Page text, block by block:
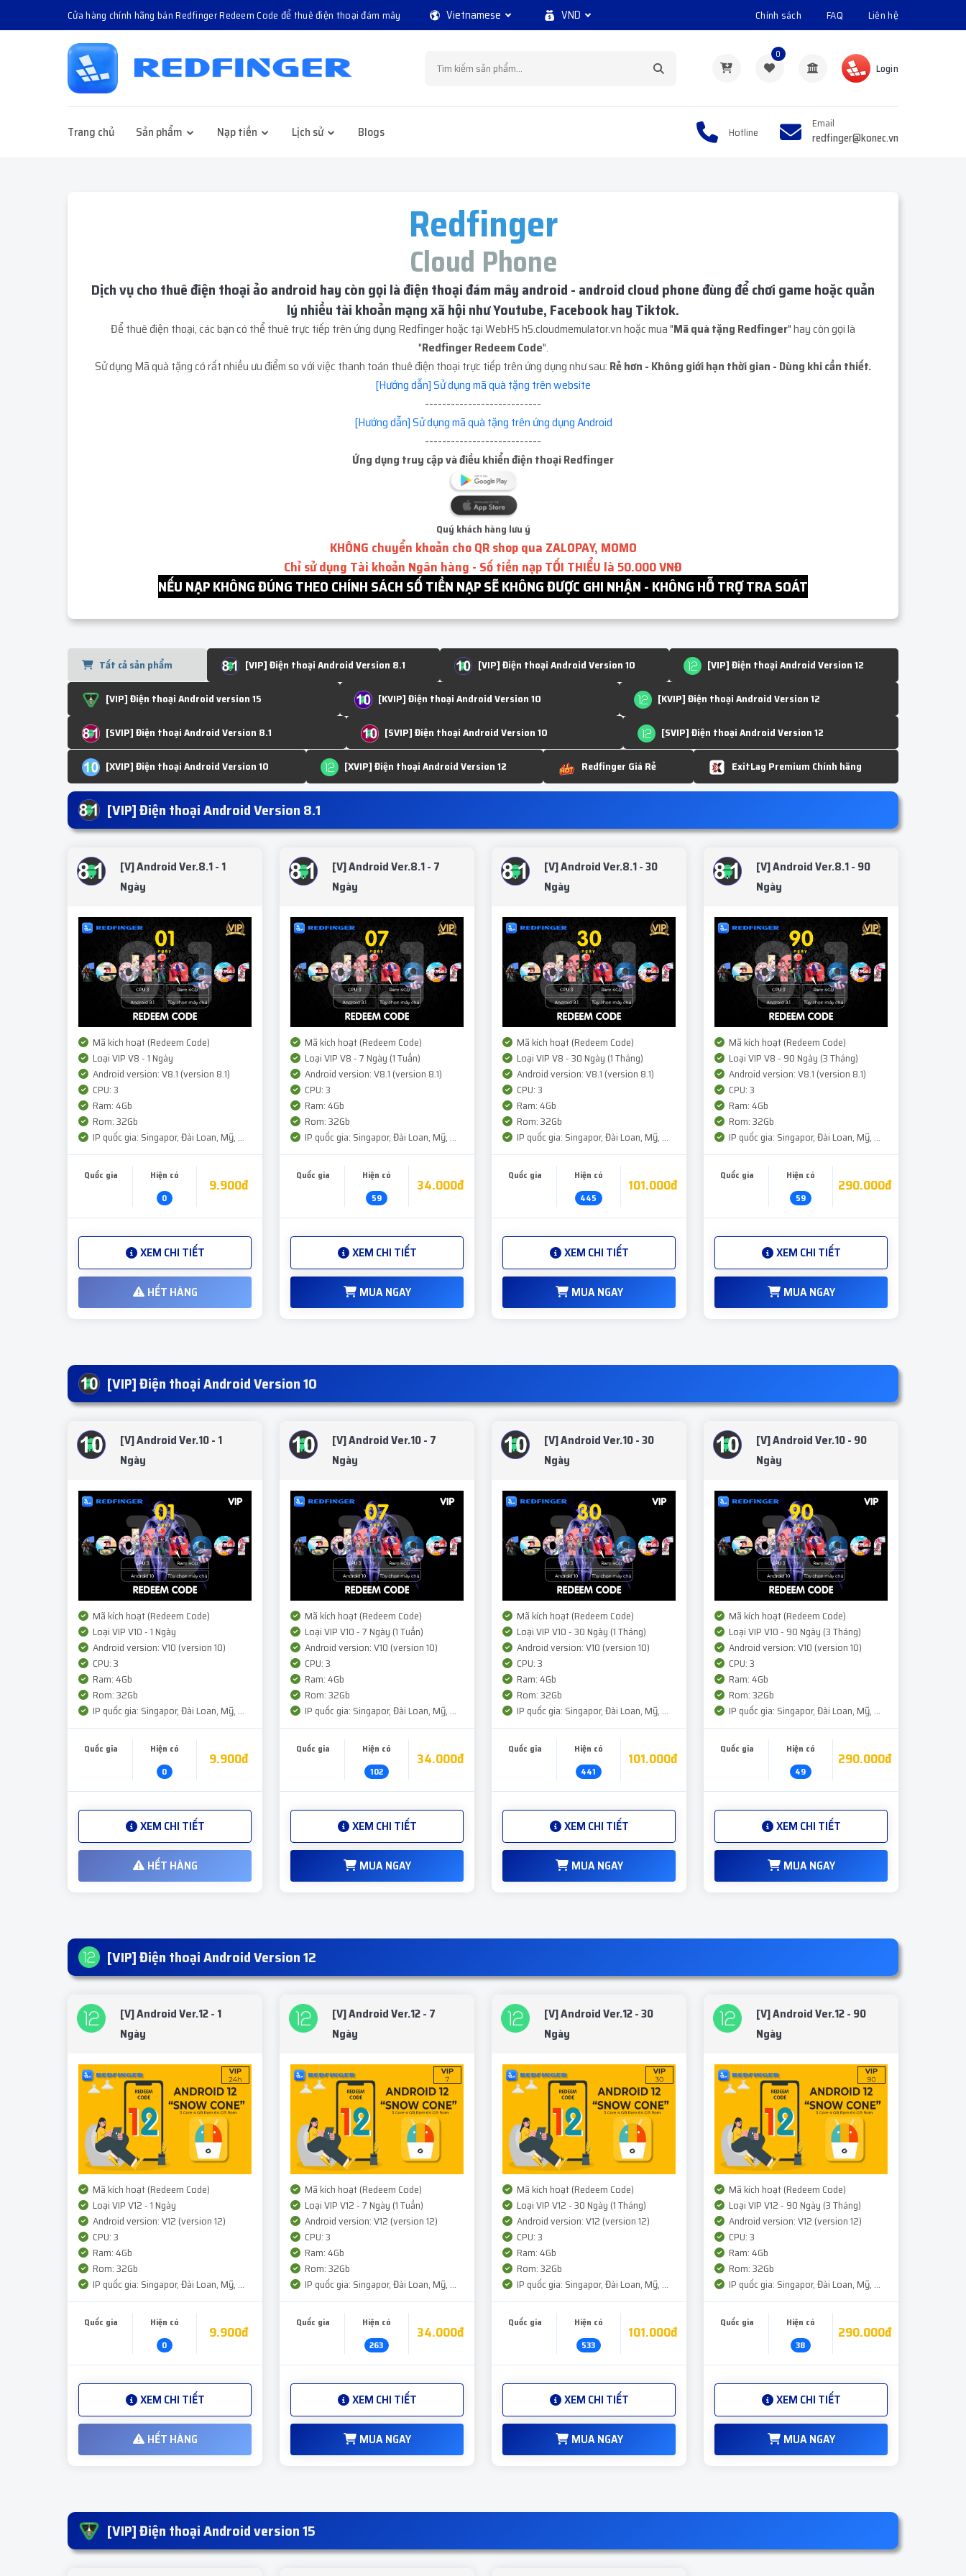
Cửa hàng chính hãng bán Redfinger Redeem Code để thuê điện thoại đám mây Vietnamese VND Chính sách FAQ Liên hệ
0
Login
Trang chủ Sản phẩm Nạp tiền Lịch sử Blogs Hotline
Email
redfinger@konec.vn
Redfinger
Cloud Phone
Dịch vụ cho thuê điện thoại ảo android hay còn gọi là điện thoại đám mây android - android cloud phone đùng để chơi game hoặc quản
lý nhiều tài khoản mạng xã hội như Youtube, Facebook hay Tiktok.
Để thuê điện thoại, các bạn có thể thuê trực tiếp trên ứng dụng Redfinger hoặc tại WebH5 h5.cloudmemulator.vn hoặc mua "Mã quà tặng Redfinger" hay còn gọi là
"Redfinger Redeem Code".
Sử dụng Mã quà tặng có rất nhiều ưu điểm so với việc thanh toán thuê điện thoại trực tiếp trên ứng dụng như sau: Rẻ hơn - Không giới hạn thời gian - Dùng khi cần thiết.
[Hướng dẫn] Sử dụng mã quà tặng trên website
---------------------------
[Hướng dẫn] Sử dụng mã quà tặng trên ứng dụng Android
---------------------------
Ứng dụng truy cập và điều khiển điện thoại Redfinger
Quý khách hàng lưu ý
KHÔNG chuyển khoản cho QR shop qua ZALOPAY, MOMO
Chỉ sử dụng Tài khoản Ngân hàng - Số tiền nạp TỐI THIỂU là 50.000 VNĐ
NẾU NẠP KHÔNG ĐÚNG THEO CHÍNH SÁCH SỐ TIỀN NẠP SẼ KHÔNG ĐƯỢC GHI NHẬN - KHÔNG HỖ TRỢ TRA SOÁT
Tất cả sản phẩm [VIP] Điện thoại Android Version 8.1 [VIP] Điện thoại Android Version 10 [VIP] Điện thoại Android Version 12
[VIP] Điện thoại Android version 15 [KVIP] Điện thoại Android Version 10 [KVIP] Điện thoại Android Version 12
[SVIP] Điện thoại Android Version 8.1 [SVIP] Điện thoại Android Version 10 [SVIP] Điện thoại Android Version 12
[XVIP] Điện thoại Android Version 10 [XVIP] Điện thoại Android Version 12 Redfinger Giá Rẻ ExitLag Premium Chính hãng
[VIP] Điện thoại Android Version 8.1
[V] Android Ver.8.1 - 1
Ngày
Mã kích hoạt (Redeem Code)
Loại VIP V8 - 1 Ngày
Android version: V8.1 (version 8.1)
CPU: 3
Ram: 4Gb
Rom: 32Gb
IP quốc gia: Singapor, Đài Loan, Mỹ, ...
Quốc gia
Hiện có
0
9.900đ
XEM CHI TIẾT
HẾT HÀNG
[V] Android Ver.8.1 - 7
Ngày
Mã kích hoạt (Redeem Code)
Loại VIP V8 - 7 Ngày (1 Tuần)
Android version: V8.1 (version 8.1)
CPU: 3
Ram: 4Gb
Rom: 32Gb
IP quốc gia: Singapor, Đài Loan, Mỹ, ...
Quốc gia
Hiện có
59
34.000đ
XEM CHI TIẾT
MUA NGAY
[V] Android Ver.8.1 - 30
Ngày
Mã kích hoạt (Redeem Code)
Loại VIP V8 - 30 Ngày (1 Tháng)
Android version: V8.1 (version 8.1)
CPU: 3
Ram: 4Gb
Rom: 32Gb
IP quốc gia: Singapor, Đài Loan, Mỹ, ...
Quốc gia
Hiện có
445
101.000đ
XEM CHI TIẾT
MUA NGAY
[V] Android Ver.8.1 - 90
Ngày
Mã kích hoạt (Redeem Code)
Loại VIP V8 - 90 Ngày (3 Tháng)
Android version: V8.1 (version 8.1)
CPU: 3
Ram: 4Gb
Rom: 32Gb
IP quốc gia: Singapor, Đài Loan, Mỹ, ...
Quốc gia
Hiện có
59
290.000đ
XEM CHI TIẾT
MUA NGAY
[VIP] Điện thoại Android Version 10
[V] Android Ver.10 - 1
Ngày
Mã kích hoạt (Redeem Code)
Loại VIP V10 - 1 Ngày
Android version: V10 (version 10)
CPU: 3
Ram: 4Gb
Rom: 32Gb
IP quốc gia: Singapor, Đài Loan, Mỹ, ...
Quốc gia
Hiện có
0
9.900đ
XEM CHI TIẾT
HẾT HÀNG
[V] Android Ver.10 - 7
Ngày
Mã kích hoạt (Redeem Code)
Loại VIP V10 - 7 Ngày (1 Tuần)
Android version: V10 (version 10)
CPU: 3
Ram: 4Gb
Rom: 32Gb
IP quốc gia: Singapor, Đài Loan, Mỹ, ...
Quốc gia
Hiện có
102
34.000đ
XEM CHI TIẾT
MUA NGAY
[V] Android Ver.10 - 30
Ngày
Mã kích hoạt (Redeem Code)
Loại VIP V10 - 30 Ngày (1 Tháng)
Android version: V10 (version 10)
CPU: 3
Ram: 4Gb
Rom: 32Gb
IP quốc gia: Singapor, Đài Loan, Mỹ, ...
Quốc gia
Hiện có
441
101.000đ
XEM CHI TIẾT
MUA NGAY
[V] Android Ver.10 - 90
Ngày
Mã kích hoạt (Redeem Code)
Loại VIP V10 - 90 Ngày (3 Tháng)
Android version: V10 (version 10)
CPU: 3
Ram: 4Gb
Rom: 32Gb
IP quốc gia: Singapor, Đài Loan, Mỹ, ...
Quốc gia
Hiện có
49
290.000đ
XEM CHI TIẾT
MUA NGAY
[VIP] Điện thoại Android Version 12
[V] Android Ver.12 - 1
Ngày
Mã kích hoạt (Redeem Code)
Loại VIP V12 - 1 Ngày
Android version: V12 (version 12)
CPU: 3
Ram: 4Gb
Rom: 32Gb
IP quốc gia: Singapor, Đài Loan, Mỹ, ...
Quốc gia
Hiện có
0
9.900đ
XEM CHI TIẾT
HẾT HÀNG
[V] Android Ver.12 - 7
Ngày
Mã kích hoạt (Redeem Code)
Loại VIP V12 - 7 Ngày (1 Tuần)
Android version: V12 (version 12)
CPU: 3
Ram: 4Gb
Rom: 32Gb
IP quốc gia: Singapor, Đài Loan, Mỹ, ...
Quốc gia
Hiện có
263
34.000đ
XEM CHI TIẾT
MUA NGAY
[V] Android Ver.12 - 30
Ngày
Mã kích hoạt (Redeem Code)
Loại VIP V12 - 30 Ngày (1 Tháng)
Android version: V12 (version 12)
CPU: 3
Ram: 4Gb
Rom: 32Gb
IP quốc gia: Singapor, Đài Loan, Mỹ, ...
Quốc gia
Hiện có
533
101.000đ
XEM CHI TIẾT
MUA NGAY
[V] Android Ver.12 - 90
Ngày
Mã kích hoạt (Redeem Code)
Loại VIP V12 - 90 Ngày (3 Tháng)
Android version: V12 (version 12)
CPU: 3
Ram: 4Gb
Rom: 32Gb
IP quốc gia: Singapor, Đài Loan, Mỹ, ...
Quốc gia
Hiện có
38
290.000đ
XEM CHI TIẾT
MUA NGAY
[VIP] Điện thoại Android version 15